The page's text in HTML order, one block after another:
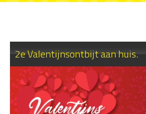
2e Valentijnsontbijt aan huis.